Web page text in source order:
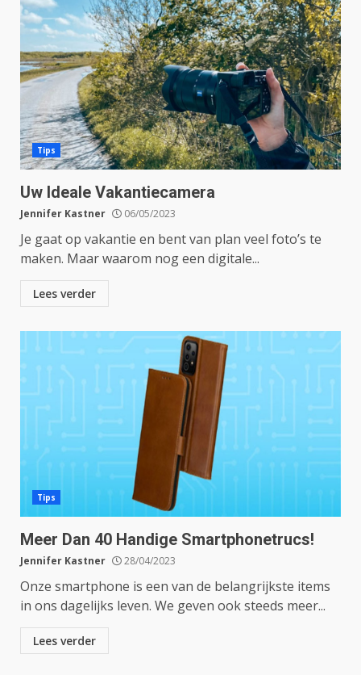
Tips
Uw Ideale Vakantiecamera
Jennifer Kastner 06/05/2023
Je gaat op vakantie en bent van plan veel foto’s te
maken. Maar waarom nog een digitale...
Lees verder
Tips
Meer Dan 40 Handige Smartphonetrucs!
Jennifer Kastner 28/04/2023
Onze smartphone is een van de belangrijkste items
in ons dagelijks leven. We geven ook steeds meer...
Lees verder